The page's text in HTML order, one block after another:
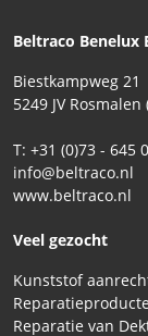
Beltraco Benelux
Biestkampweg 21
5249 JV Rosmalen
T: +31 (0)73 - 645
info@beltraco.nl
www.beltraco.nl
Veel gezocht
Kunststof